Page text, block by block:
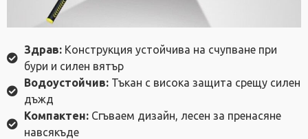
Здрав: Конструкция устойчива на счупване при
бури и силен вятър
Водоустойчив: Тъкан с висока защита срещу силен
дъжд
Компактен: Сгъваем дизайн, лесен за пренасяне
навсякъде